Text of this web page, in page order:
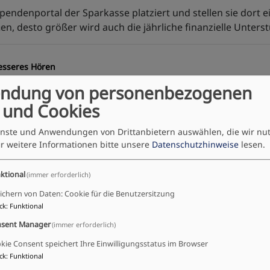
der Sparkasse platziert und stellen sie dort
desto größer wird auch die jährliche finanzielle
Hören
ist die Martin-Luther-Gemeinde sehr vielfältig
technische Anlagen benötigen. Um den dafür
investiert. So können wir Sprache
lange Thema. Bei der Konzeption der neuen Tonanlage
weswegen wir mittig vor dem Altarpodest eine
Euro gekostet hat, bitten wir um Spenden.
Windisch wird von uns zu 50% mit-finanziert.
und Jugendarbeit, die wir in unserer Gemeinde stärken
von personenbezogenen
Cookies
und Anwendungen von Drittanbietern auswählen, die wir
weitere Informationen bitte unsere Datenschutzhinweise lesen.
(immer erforderlich)
von Daten: Cookie für die Benutzersitzung
: Funktional
Manager(immer erforderlich)
Consent speichert Ihre Einwilligungsstatus im Browser
: Funktional